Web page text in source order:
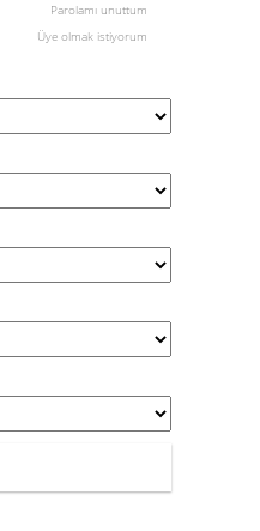
Parolamı unuttum
Üye olmak istiyorum